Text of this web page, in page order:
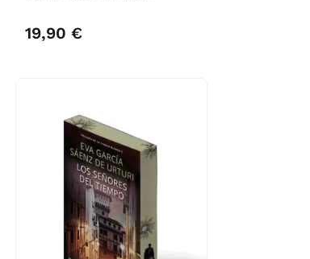
19,90 €